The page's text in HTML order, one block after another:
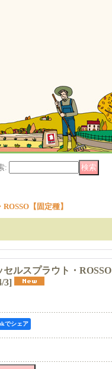
:
【固定種】
ルスプラウト・ROSSO
3]
でシェア